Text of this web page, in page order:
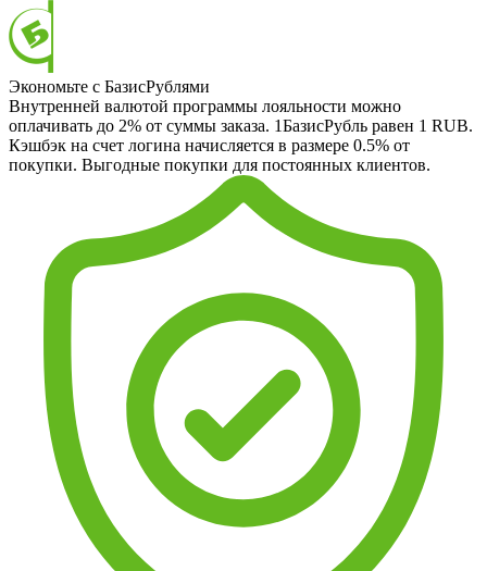
Экономьте с БазисРублями
Внутренней валютой программы лояльности можно
оплачивать до 2% от суммы заказа. 1БазисРубль равен 1 RUB.
Кэшбэк на счет логина начисляется в размере 0.5% от
покупки. Выгодные покупки для постоянных клиентов.